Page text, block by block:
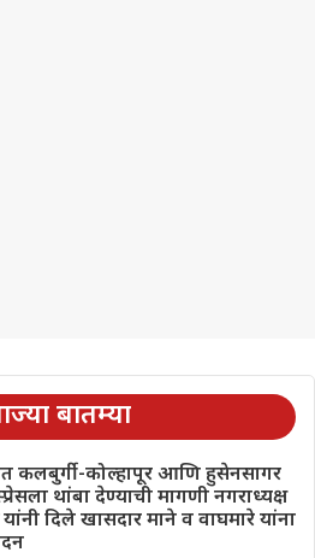
बातम्या
कलबुर्गी-कोल्हापूर आणि हुसेनसागर
थांबा देण्याची मागणी नगराध्यक्ष
यांनी दिले खासदार माने व वाघमारे यांना